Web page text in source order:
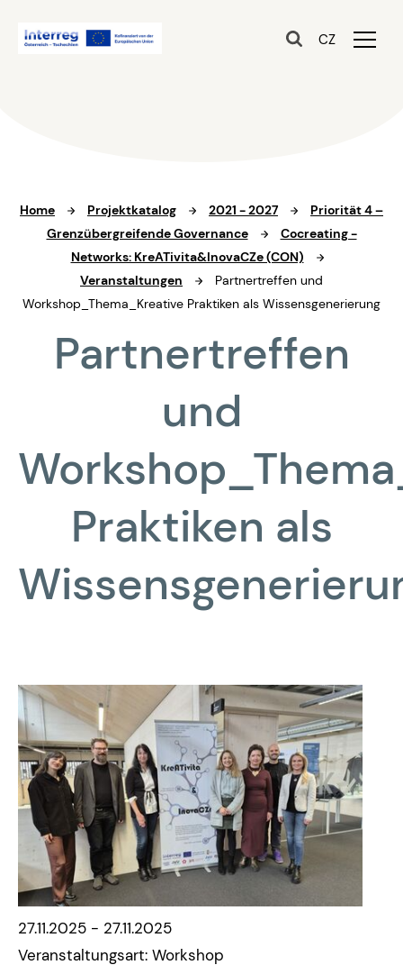
CZ
Home Projektkatalog 2021 - 2027
Priorität 4 –
Grenzübergreifende Governance
Cocreating -
Networks: KreATivita&InovaCZe (CON)
Veranstaltungen
Partnertreffen und
Workshop_Thema_Kreative Praktiken als Wissensgenerierung
Partnertreffen
und
Praktiken als
27.11.2025 - 27.11.2025
Veranstaltungsart: Workshop